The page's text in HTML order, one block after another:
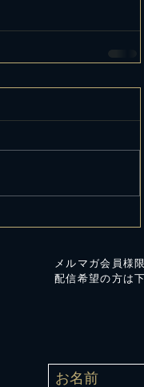
メルマガ会員様
配信希望の方は